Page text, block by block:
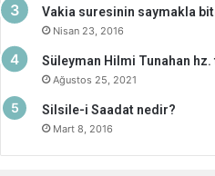
Vakia suresinin saymakla
Nisan 23, 2016
Süleyman Hilmi Tunahan
Ağustos 25, 2021
Silsile-i Saadat nedir?
Mart 8, 2016